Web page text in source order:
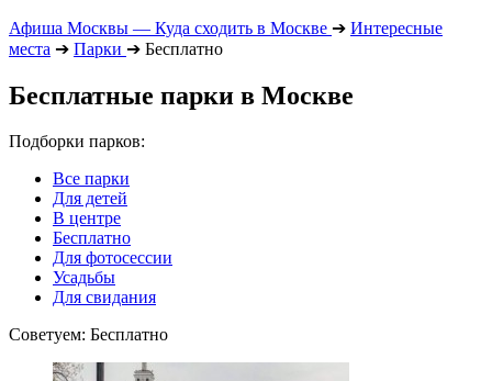
Афиша Москвы — Куда сходить в Москве ➔ Интересные
места ➔ Парки ➔ Бесплатно
Бесплатные парки в Москве
Подборки парков:
Все парки
Для детей
В центре
Бесплатно
Для фотосессии
Усадьбы
Для свидания
Советуем: Бесплатно